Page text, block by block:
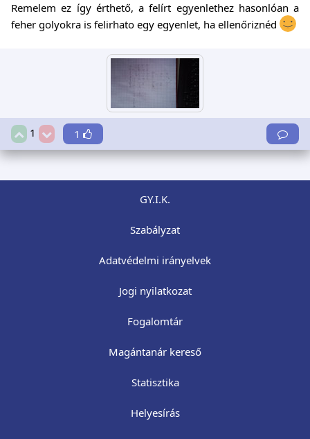
Remelem ez így érthető, a felírt egyenlethez hasonlóan a
feher golyokra is felirhato egy egyenlet, ha ellenőriznéd
1 1
GY.I.K.
Szabályzat
Adatvédelmi irányelvek
Jogi nyilatkozat
Fogalomtár
Magántanár kereső
Statisztika
Helyesírás